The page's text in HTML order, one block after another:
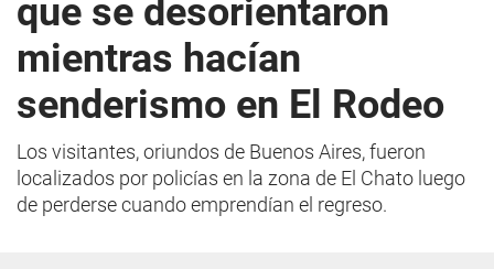
que se desorientaron
mientras hacían
senderismo en El Rodeo
Los visitantes, oriundos de Buenos Aires, fueron
localizados por policías en la zona de El Chato luego
de perderse cuando emprendían el regreso.